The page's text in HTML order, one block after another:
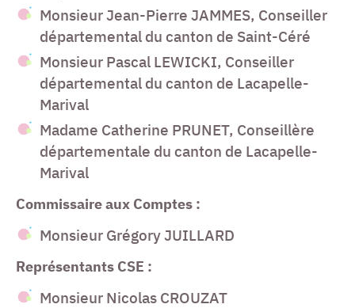
Monsieur Jean-Pierre JAMMES, Conseiller
départemental du canton de Saint-Céré
Monsieur Pascal LEWICKI, Conseiller
départemental du canton de Lacapelle-
Marival
Madame Catherine PRUNET, Conseillère
départementale du canton de Lacapelle-
Marival
Commissaire aux Comptes :
Monsieur Grégory JUILLARD
Représentants CSE :
Monsieur Nicolas CROUZAT